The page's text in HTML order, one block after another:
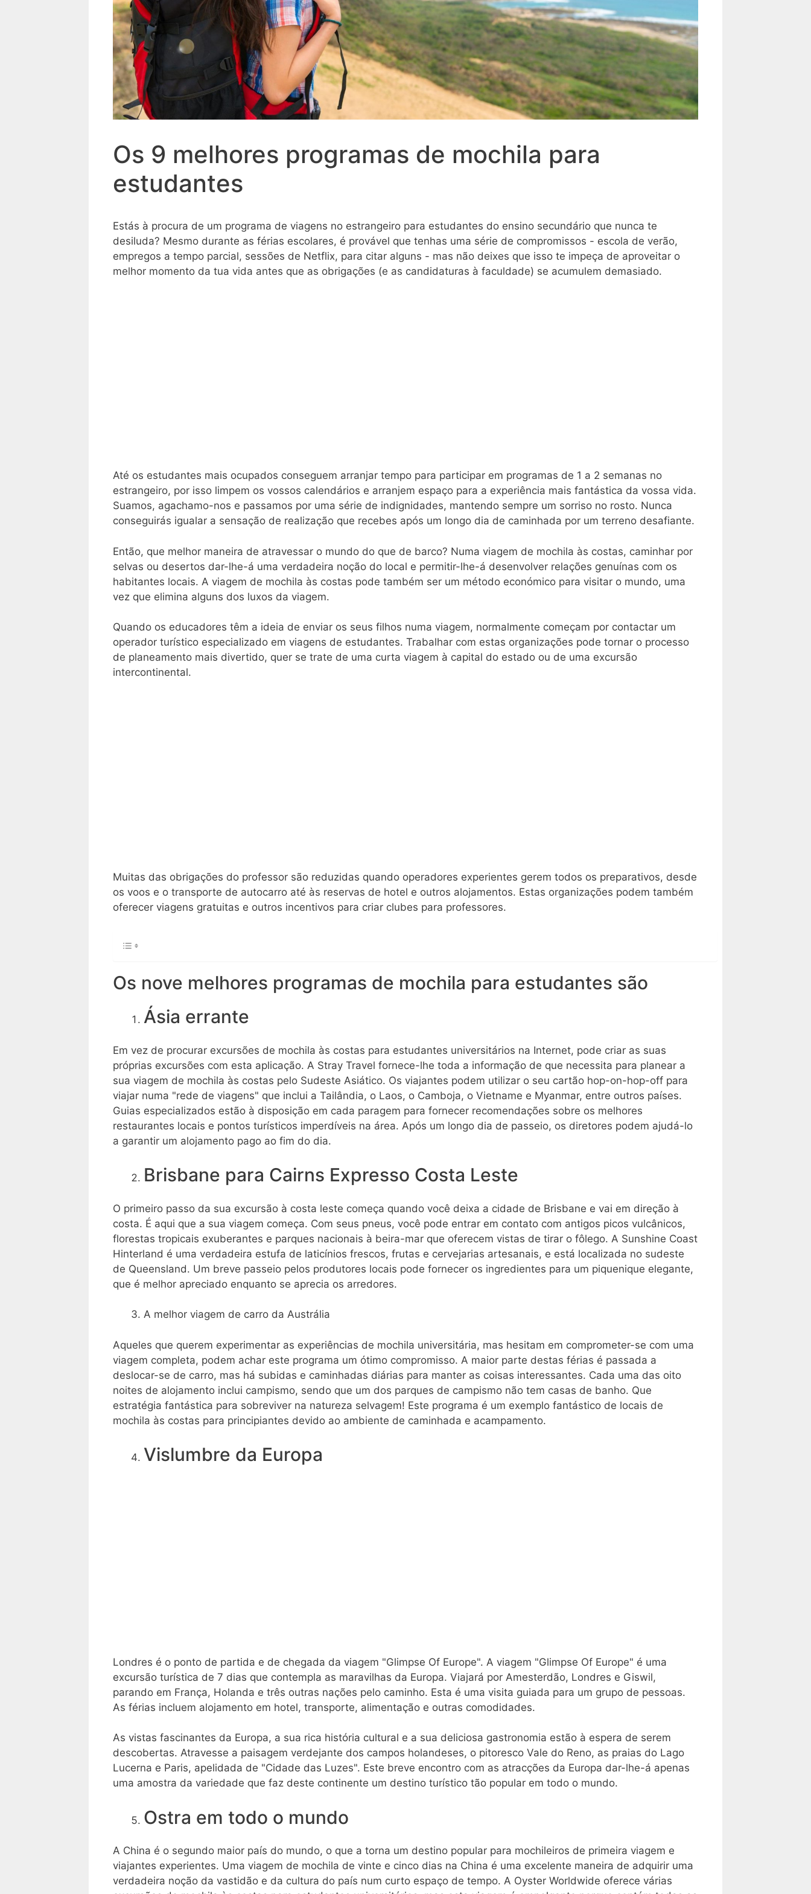
Os 9 melhores programas de mochila para
estudantes
Estás à procura de um programa de viagens no estrangeiro para estudantes do ensino secundário que nunca te
desiluda? Mesmo durante as férias escolares, é provável que tenhas uma série de compromissos - escola de verão,
empregos a tempo parcial, sessões de Netflix, para citar alguns - mas não deixes que isso te impeça de aproveitar o
melhor momento da tua vida antes que as obrigações (e as candidaturas à faculdade) se acumulem demasiado.
Até os estudantes mais ocupados conseguem arranjar tempo para participar em programas de 1 a 2 semanas no
estrangeiro, por isso limpem os vossos calendários e arranjem espaço para a experiência mais fantástica da vossa vida.
Suamos, agachamo-nos e passamos por uma série de indignidades, mantendo sempre um sorriso no rosto. Nunca
conseguirás igualar a sensação de realização que recebes após um longo dia de caminhada por um terreno desafiante.
Então, que melhor maneira de atravessar o mundo do que de barco? Numa viagem de mochila às costas, caminhar por
selvas ou desertos dar-lhe-á uma verdadeira noção do local e permitir-lhe-á desenvolver relações genuínas com os
habitantes locais. A viagem de mochila às costas pode também ser um método económico para visitar o mundo, uma
vez que elimina alguns dos luxos da viagem.
Quando os educadores têm a ideia de enviar os seus filhos numa viagem, normalmente começam por contactar um
operador turístico especializado em viagens de estudantes. Trabalhar com estas organizações pode tornar o processo
de planeamento mais divertido, quer se trate de uma curta viagem à capital do estado ou de uma excursão
intercontinental.
Muitas das obrigações do professor são reduzidas quando operadores experientes gerem todos os preparativos, desde
os voos e o transporte de autocarro até às reservas de hotel e outros alojamentos. Estas organizações podem também
oferecer viagens gratuitas e outros incentivos para criar clubes para professores.
Os nove melhores programas de mochila para estudantes são
Ásia errante
Em vez de procurar excursões de mochila às costas para estudantes universitários na Internet, pode criar as suas
próprias excursões com esta aplicação. A Stray Travel fornece-lhe toda a informação de que necessita para planear a
sua viagem de mochila às costas pelo Sudeste Asiático. Os viajantes podem utilizar o seu cartão hop-on-hop-off para
viajar numa "rede de viagens" que inclui a Tailândia, o Laos, o Camboja, o Vietname e Myanmar, entre outros países.
Guias especializados estão à disposição em cada paragem para fornecer recomendações sobre os melhores
restaurantes locais e pontos turísticos imperdíveis na área. Após um longo dia de passeio, os diretores podem ajudá-lo
a garantir um alojamento pago ao fim do dia.
Brisbane para Cairns Expresso Costa Leste
O primeiro passo da sua excursão à costa leste começa quando você deixa a cidade de Brisbane e vai em direção à
costa. É aqui que a sua viagem começa. Com seus pneus, você pode entrar em contato com antigos picos vulcânicos,
florestas tropicais exuberantes e parques nacionais à beira-mar que oferecem vistas de tirar o fôlego. A Sunshine Coast
Hinterland é uma verdadeira estufa de laticínios frescos, frutas e cervejarias artesanais, e está localizada no sudeste
de Queensland. Um breve passeio pelos produtores locais pode fornecer os ingredientes para um piquenique elegante,
que é melhor apreciado enquanto se aprecia os arredores.
A melhor viagem de carro da Austrália
Aqueles que querem experimentar as experiências de mochila universitária, mas hesitam em comprometer-se com uma
viagem completa, podem achar este programa um ótimo compromisso. A maior parte destas férias é passada a
deslocar-se de carro, mas há subidas e caminhadas diárias para manter as coisas interessantes. Cada uma das oito
noites de alojamento inclui campismo, sendo que um dos parques de campismo não tem casas de banho. Que
estratégia fantástica para sobreviver na natureza selvagem! Este programa é um exemplo fantástico de locais de
mochila às costas para principiantes devido ao ambiente de caminhada e acampamento.
Vislumbre da Europa
Londres é o ponto de partida e de chegada da viagem "Glimpse Of Europe". A viagem "Glimpse Of Europe" é uma
excursão turística de 7 dias que contempla as maravilhas da Europa. Viajará por Amesterdão, Londres e Giswil,
parando em França, Holanda e três outras nações pelo caminho. Esta é uma visita guiada para um grupo de pessoas.
As férias incluem alojamento em hotel, transporte, alimentação e outras comodidades.
As vistas fascinantes da Europa, a sua rica história cultural e a sua deliciosa gastronomia estão à espera de serem
descobertas. Atravesse a paisagem verdejante dos campos holandeses, o pitoresco Vale do Reno, as praias do Lago
Lucerna e Paris, apelidada de "Cidade das Luzes". Este breve encontro com as atracções da Europa dar-lhe-á apenas
uma amostra da variedade que faz deste continente um destino turístico tão popular em todo o mundo.
Ostra em todo o mundo
A China é o segundo maior país do mundo, o que a torna um destino popular para mochileiros de primeira viagem e
viajantes experientes. Uma viagem de mochila de vinte e cinco dias na China é uma excelente maneira de adquirir uma
verdadeira noção da vastidão e da cultura do país num curto espaço de tempo. A Oyster Worldwide oferece várias